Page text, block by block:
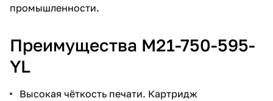
промышленности.
Преимущества M21-750-595-
YL
Высокая чёткость печати. Картридж